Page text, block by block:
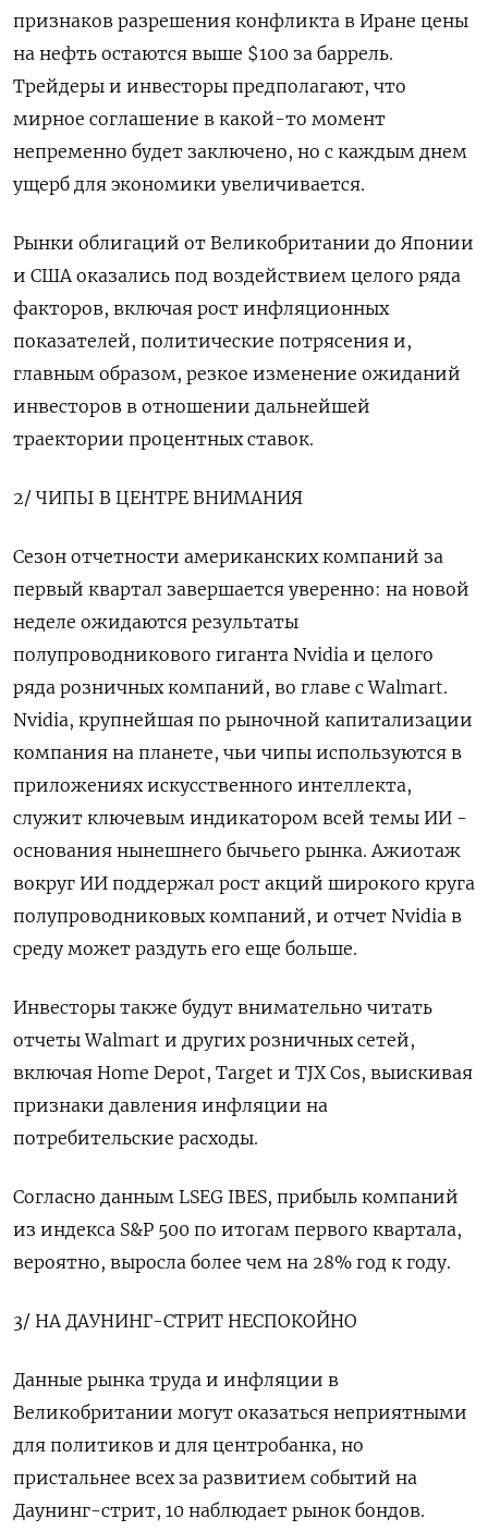
признаков разрешения конфликта в Иране цены
на нефть ​остаются выше $100 за баррель.
Трейдеры и инвесторы предполагают, что
мирное ​соглашение в какой-то момент
непременно будет заключено, но с каждым днем
ущерб ​для экономики увеличивается.
Рынки ⁠облигаций от Великобритании до Японии
и США оказались под воздействием целого ряда
факторов, включая рост инфляционных
показателей, политические потрясения и,
главным образом, резкое изменение ожиданий
‌инвесторов в отношении дальнейшей
траектории процентных ставок.
2/ ЧИПЫ В ЦЕНТРЕ ВНИМАНИЯ
Сезон отчетности американских ‌компаний за
первый квартал завершается уверенно: на новой
неделе ожидаются результаты
полупроводникового гиганта Nvidia и целого
ряда розничных компаний, во главе с Walmart.
Nvidia, крупнейшая по рыночной капитализации
компания на планете, чьи чипы используются в ​
приложениях искусственного интеллекта,
служит ключевым индикатором всей темы ИИ -
основания нынешнего бычьего рынка. Ажиотаж
вокруг ИИ поддержал рост акций широкого круга
полупроводниковых компаний, и отчет Nvidia в
среду может ‌раздуть его еще больше.
Инвесторы также будут внимательно читать
отчеты Walmart и других розничных сетей,
включая Home Depot, Target и TJX Cos, выискивая
признаки давления инфляции на
потребительские расходы.
Согласно данным ​LSEG IBES, прибыль компаний
из индекса S&P 500 по итогам первого квартала,
вероятно, выросла более чем на 28% год к году.
3/ НА ДАУНИНГ-СТРИТ НЕСПОКОЙНО
Данные рынка труда и инфляции в
‌Великобритании могут оказаться неприятными
для политиков и для центробанка, но
пристальнее всех за развитием событий на
Даунинг-стрит, 10 наблюдает рынок бондов.